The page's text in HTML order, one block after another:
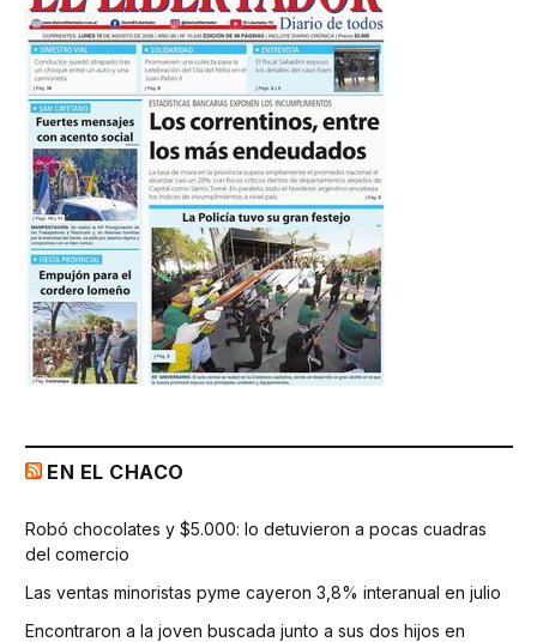
EN EL CHACO
Robó chocolates y $5.000: lo detuvieron a pocas cuadras
del comercio
Las ventas minoristas pyme cayeron 3,8% interanual en julio
Encontraron a la joven buscada junto a sus dos hijos en